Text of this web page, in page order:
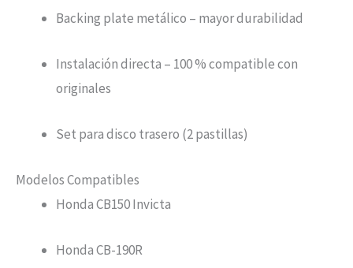
Backing plate metálico – mayor durabilidad
Instalación directa – 100 % compatible con
originales
Set para disco trasero (2 pastillas)
Modelos Compatibles
Honda CB150 Invicta
Honda CB-190R